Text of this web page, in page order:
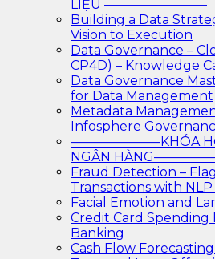
LIỆU ————————
Building a Data
Vision to Execution
Data Governance –
CP4D) – Knowledge
Data Governance
for Data Management
Metadata
Infosphere
———————KHÓA
NGÂN
Fraud Detection –
Transactions with
Facial Emotion and
Credit Card Spending
Banking
Cash Flow